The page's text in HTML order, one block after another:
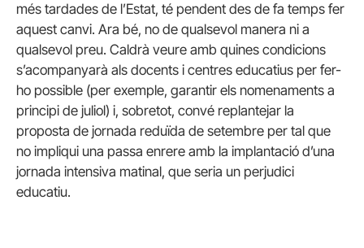
més tardades de l’Estat, té pendent des de fa temps fer
aquest canvi. Ara bé, no de qualsevol manera ni a
qualsevol preu. Caldrà veure amb quines condicions
s’acompanyarà als docents i centres educatius per fer-
ho possible (per exemple, garantir els nomenaments a
principi de juliol) i, sobretot, convé replantejar la
proposta de jornada reduïda de setembre per tal que
no impliqui una passa enrere amb la implantació d’una
jornada intensiva matinal, que seria un perjudici
educatiu.